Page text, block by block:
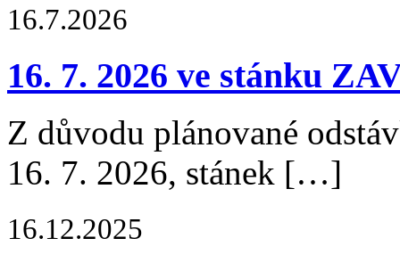
16.7.2026
16. 7. 2026 ve stánku
Z důvodu plánované
16. 7. 2026, stánek […]
16.12.2025